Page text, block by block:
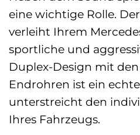
eine wichtige Rolle.
verleiht Ihrem
sportliche und
Duplex-Design mit
Endrohren ist ein
unterstreicht den
Ihres Fahrzeugs.